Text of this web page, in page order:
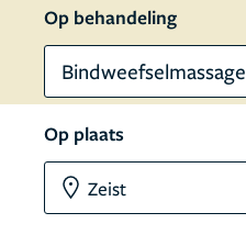
Op behandeling
Bindweefselmassage
Op plaats